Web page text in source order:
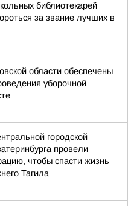
библиотекарей
за звание лучших в
области обеспечены
уборочной
городской
провели
чтобы спасти жизнь
Тагила